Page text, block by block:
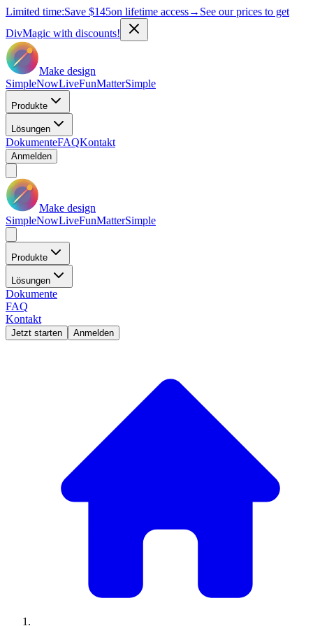
Limited time:Save $145on lifetime access→ See our prices to get
DivMagic with discounts!
Make design
SimpleNowLiveFunMatterSimple
Produkte
Lösungen
DokumenteFAQKontakt
Anmelden
Make design
SimpleNowLiveFunMatterSimple
Produkte
Lösungen
Dokumente
FAQ
Kontakt
Jetzt starten Anmelden